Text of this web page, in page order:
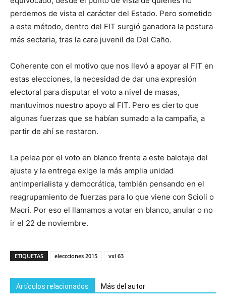
perdemos de vista el carácter del Estado. Pero sometido
a este método, dentro del FIT surgió ganadora la postura
más sectaria, tras la cara juvenil de Del Caño.
Coherente con el motivo que nos llevó a apoyar al FIT en
estas elecciones, la necesidad de dar una expresión
electoral para disputar el voto a nivel de masas,
mantuvimos nuestro apoyo al FIT. Pero es cierto que
algunas fuerzas que se habían sumado a la campaña, a
partir de ahí se restaron.
La pelea por el voto en blanco frente a este balotaje del
ajuste y la entrega exige la más amplia unidad
antimperialista y democrática, también pensando en el
reagrupamiento de fuerzas para lo que viene con Scioli o
Macri. Por eso el llamamos a votar en blanco, anular o no
ir el 22 de noviembre.
ETIQUETAS eleccciones 2015 vxl 63
Artículos relacionados Más del autor